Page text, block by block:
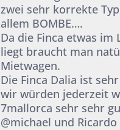
zwei sehr korrekte
allem BOMBE….
Da die Finca etwas im
liegt braucht man
Mietwagen.
Die Finca Dalia ist
wir würden jederzeit
7mallorca sehr sehr
@michael und